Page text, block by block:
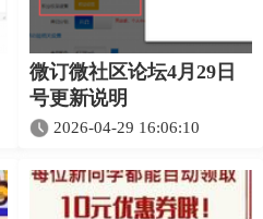
微订微社区论坛4月29日
号更新说明
2026-04-29 16:06:10